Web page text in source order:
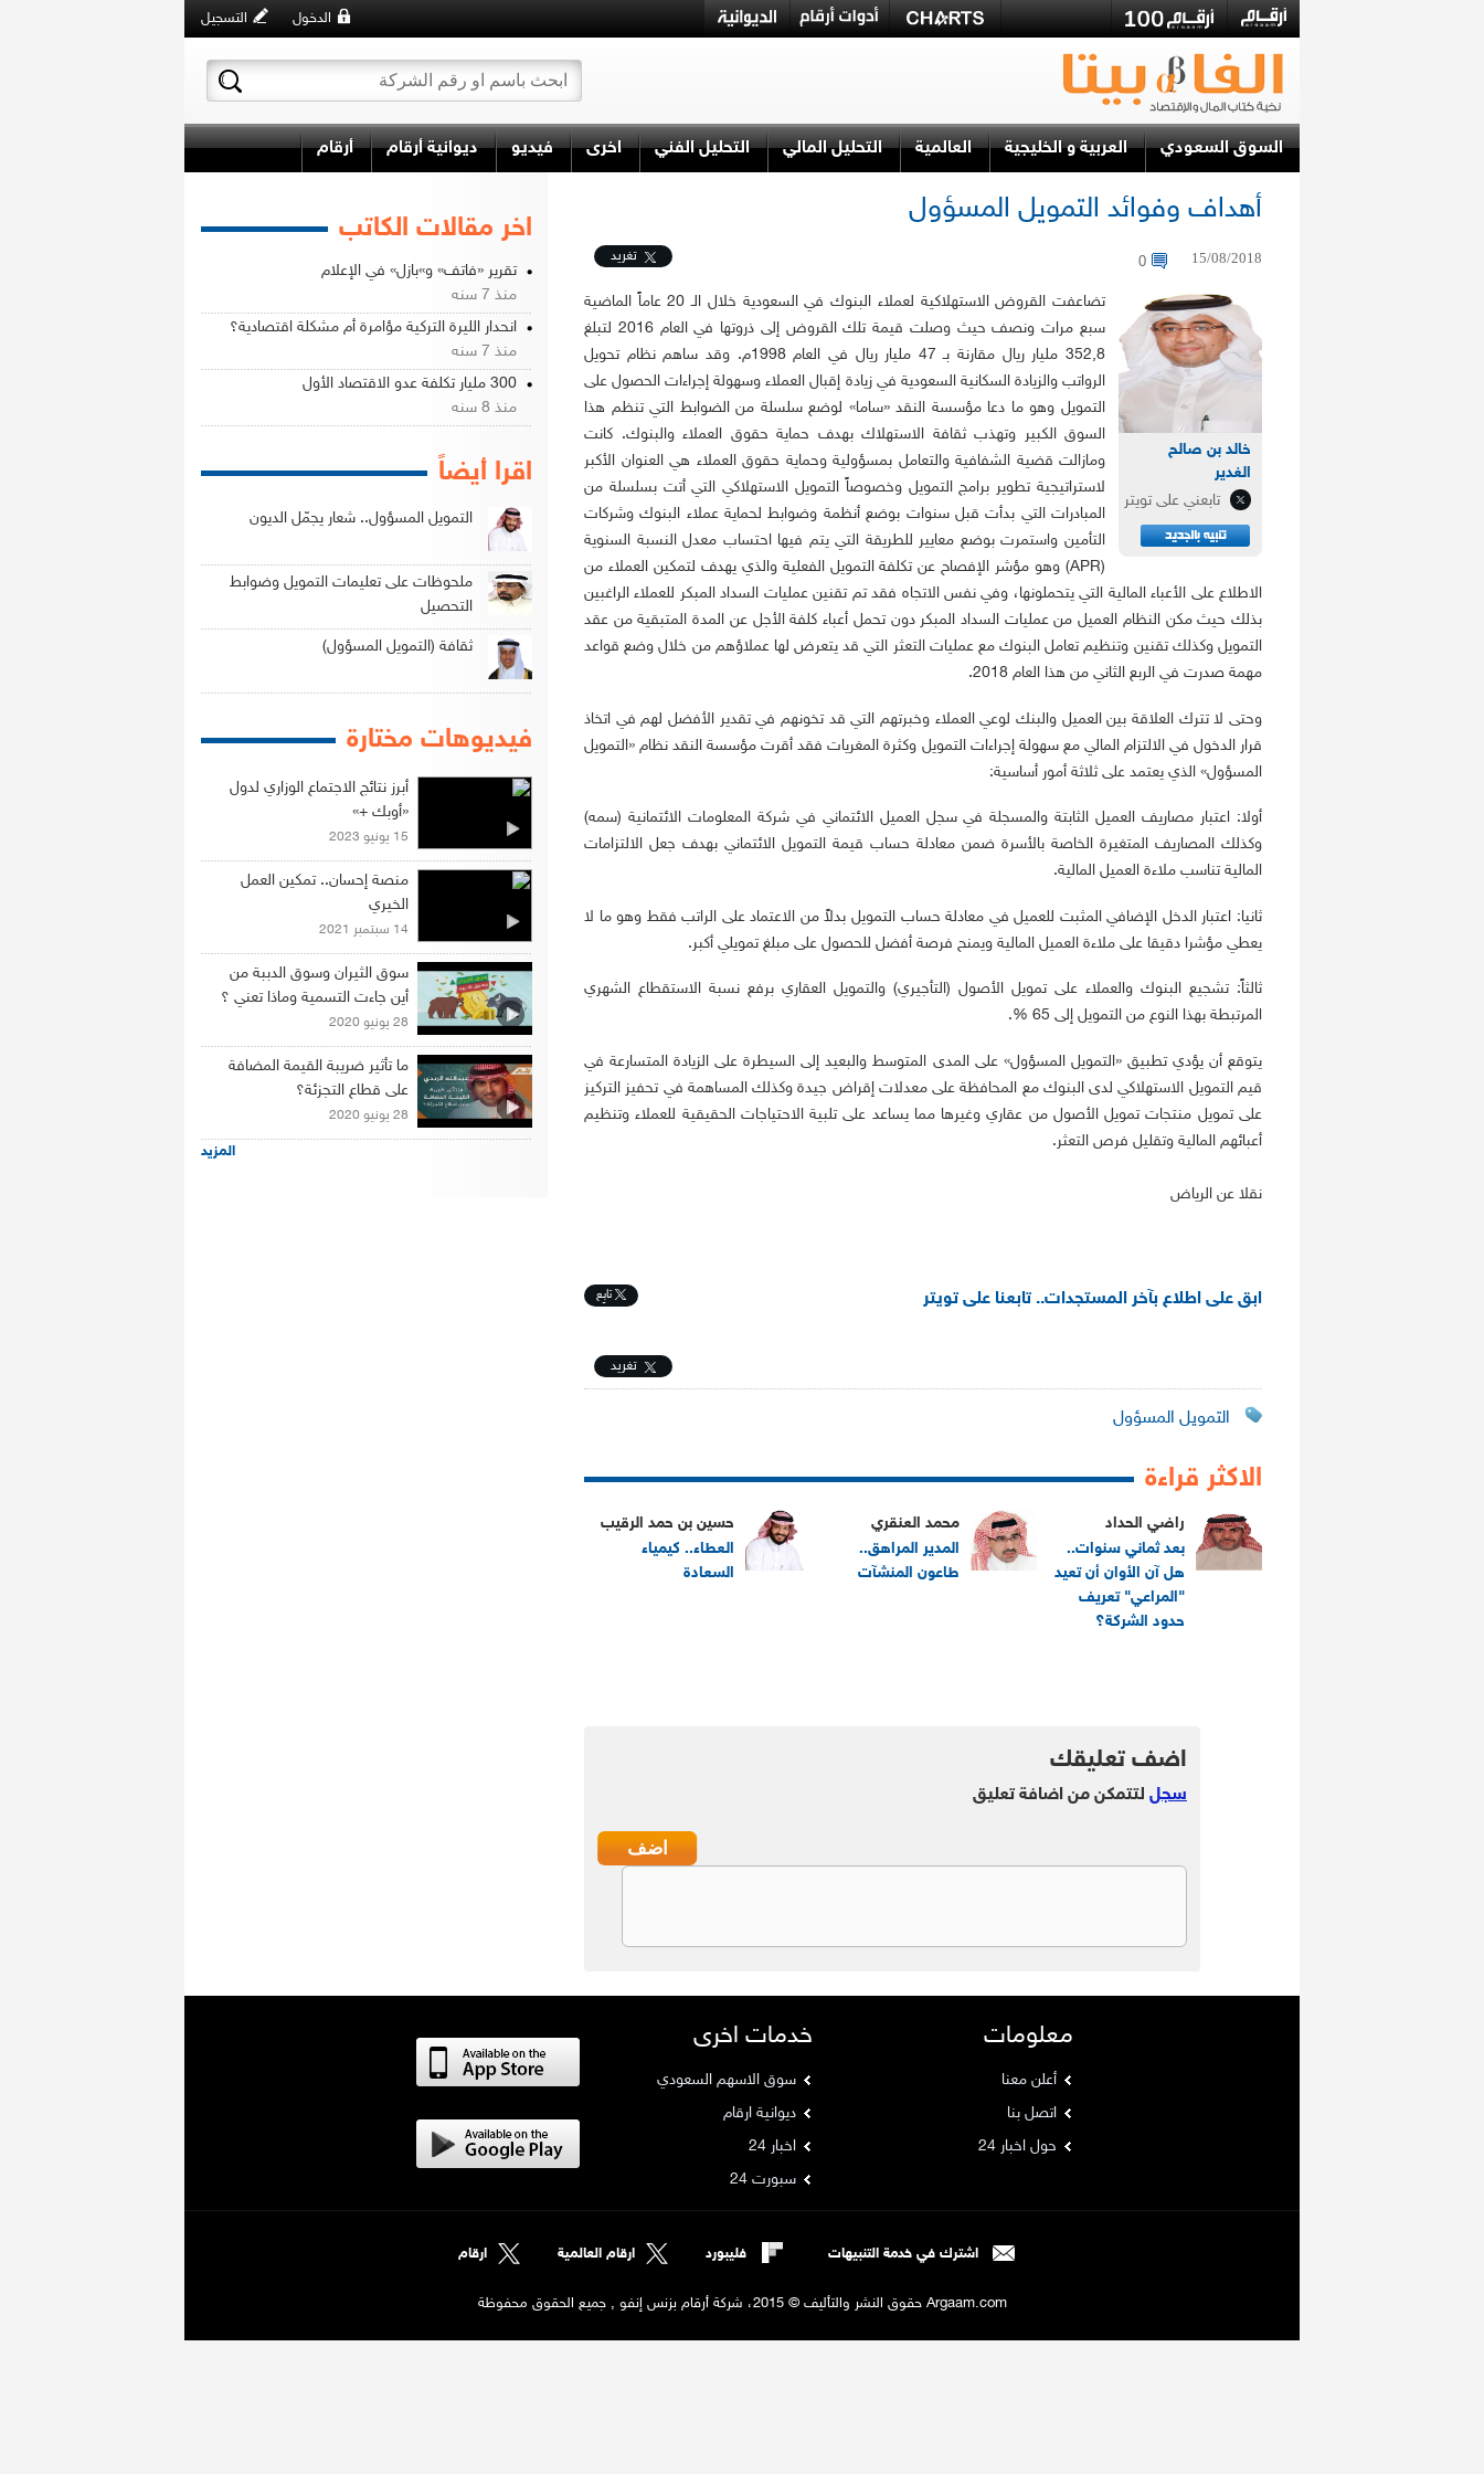
التسجيل الدخول
السوق السعودي العربية و الخليجية العالمية التحليل المالي التحليل الفني اخرى فيديو ديوانية أرقام أرقام
أهداف وفوائد التمويل المسؤول
15/08/2018
0 تغريد
خالد بن صالح
الغدير
تابعني على تويتر
تضاعفت القروض الاستهلاكية لعملاء البنوك في السعودية خلال الـ 20 عاماً الماضية
سبع مرات ونصف حيث وصلت قيمة تلك القروض إلى ذروتها في العام 2016 لتبلغ
352,8 مليار ريال مقارنة بـ 47 مليار ريال في العام 1998م. وقد ساهم نظام تحويل
الرواتب والزيادة السكانية السعودية في زيادة إقبال العملاء وسهولة إجراءات الحصول على
التمويل وهو ما دعا مؤسسة النقد «ساما» لوضع سلسلة من الضوابط التي تنظم هذا
السوق الكبير وتهذب ثقافة الاستهلاك بهدف حماية حقوق العملاء والبنوك. كانت
ومازالت قضية الشفافية والتعامل بمسؤولية وحماية حقوق العملاء هي العنوان الأكبر
لاستراتيجية تطوير برامج التمويل وخصوصاً التمويل الاستهلاكي التي أتت بسلسلة من
المبادرات التي بدأت قبل سنوات بوضع أنظمة وضوابط لحماية عملاء البنوك وشركات
التأمين واستمرت بوضع معايير للطريقة التي يتم فيها احتساب معدل النسبة السنوية
(APR) وهو مؤشر الإفصاح عن تكلفة التمويل الفعلية والذي يهدف لتمكين العملاء من
الاطلاع على الأعباء المالية التي يتحملونها، وفي نفس الاتجاه فقد تم تقنين عمليات السداد المبكر للعملاء الراغبين
بذلك حيث مكن النظام العميل من عمليات السداد المبكر دون تحمل أعباء كلفة الأجل عن المدة المتبقية من عقد
التمويل وكذلك تقنين وتنظيم تعامل البنوك مع عمليات التعثر التي قد يتعرض لها عملاؤهم من خلال وضع قواعد
مهمة صدرت في الربع الثاني من هذا العام 2018.
وحتى لا تترك العلاقة بين العميل والبنك لوعي العملاء وخبرتهم التي قد تخونهم في تقدير الأفضل لهم في اتخاذ
قرار الدخول في الالتزام المالي مع سهولة إجراءات التمويل وكثرة المغريات فقد أقرت مؤسسة النقد نظام «التمويل
المسؤول» الذي يعتمد على ثلاثة أمور أساسية:
أولا: اعتبار مصاريف العميل الثابتة والمسجلة في سجل العميل الائتماني في شركة المعلومات الائتمانية (سمه)
وكذلك المصاريف المتغيرة الخاصة بالأسرة ضمن معادلة حساب قيمة التمويل الائتماني بهدف جعل الالتزامات
المالية تناسب ملاءة العميل المالية.
ثانيا: اعتبار الدخل الإضافي المثبت للعميل في معادلة حساب التمويل بدلاً من الاعتماد على الراتب فقط وهو ما لا
يعطي مؤشرا دقيقا على ملاءة العميل المالية ويمنح فرصة أفضل للحصول على مبلغ تمويلي أكبر.
ثالثاً: تشجيع البنوك والعملاء على تمويل الأصول (التأجيري) والتمويل العقاري برفع نسبة الاستقطاع الشهري
المرتبطة بهذا النوع من التمويل إلى 65 %.
يتوقع أن يؤدي تطبيق «التمويل المسؤول» على المدى المتوسط والبعيد إلى السيطرة على الزيادة المتسارعة في
قيم التمويل الاستهلاكي لدى البنوك مع المحافظة على معدلات إقراض جيدة وكذلك المساهمة في تحفيز التركيز
على تمويل منتجات تمويل الأصول من عقاري وغيرها مما يساعد على تلبية الاحتياجات الحقيقية للعملاء وتنظيم
أعبائهم المالية وتقليل فرص التعثر.
نقلا عن الرياض
ابق على اطلاع بآخر المستجدات.. تابعنا على تويتر تابِع
تغريد
التمويل المسؤول
الاكثر قراءة
راضي الحداد
بعد ثماني سنوات..
هل آن الأوان أن تعيد
"المراعي" تعريف
حدود الشركة؟
محمد العنقري
المدير المراهق..
طاعون المنشآت
حسين بن حمد الرقيب
العطاء.. كيمياء
السعادة
اضف تعليقك
سجل لتتمكن من اضافة تعليق
اخر مقالات الكاتب
تقرير «فاتف» و»بازل» في الإعلام
منذ 7 سنه
انحدار الليرة التركية مؤامرة أم مشكلة اقتصادية؟
منذ 7 سنه
300 مليار تكلفة عدو الاقتصاد الأول
منذ 8 سنه
اقرا أيضاً
التمويل المسؤول.. شعار يجمّل الديون
ملحوظات على تعليمات التمويل وضوابط
التحصيل
ثقافة (التمويل المسؤول)
فيديوهات مختارة
أبرز نتائج الاجتماع الوزاري لدول
«أوبك +»
15 يونيو 2023
منصة إحسان.. تمكين العمل
الخيري
14 سبتمبر 2021
سوق الثيران وسوق الدببة من
أين جاءت التسمية وماذا تعني ؟
28 يونيو 2020
ما تأثير ضريبة القيمة المضافة
على قطاع التجزئة؟
28 يونيو 2020
المزيد
معلومات
أعلن معنا
اتصل بنا
حول اخبار 24
خدمات اخرى
سوق الاسهم السعودي
ديوانية ارقام
اخبار 24
سبورت 24
ارقام ارقام العالمية فليبورد اشترك في خدمة التنبيهات
Argaam.com حقوق النشر والتأليف © 2015، شركة أرقام بزنس إنفو , جميع الحقوق محفوظة